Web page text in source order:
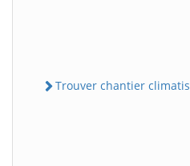
Trouver chantier